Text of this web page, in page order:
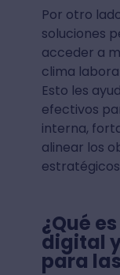
Por otro
soluciones
acceder a
clima
Esto les
efectivos
interna,
alinear los
¿Qué
digital
para